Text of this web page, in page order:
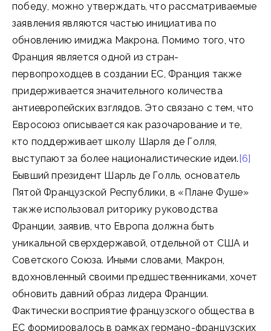
победу, можно утверждать, что рассматриваемые
заявления являются частью инициатива по
обновлению имиджа Макрона. Помимо того, что
Франция является одной из стран-
первопроходцев в создании ЕС, Франция также
придерживается значительного количества
антиевропейских взглядов. Это связано с тем, что
Евросоюз описывается как разочарование и те,
кто поддерживает школу Шарля де Голля,
выступают за более националистические идеи.[6]
Бывший президент Шарль де Голль, основатель
Пятой Французской Республики, в «Плане Фуше»
также использовал риторику руководства
Франции, заявив, что Европа должна быть
уникальной сверхдержавой, отдельной от США и
Советского Союза. Иными словами, Макрон,
вдохновленный своими предшественниками, хочет
обновить давний образ лидера Франции.
Фактически восприятие французского общества в
ЕС формировалось в рамках германо-французских